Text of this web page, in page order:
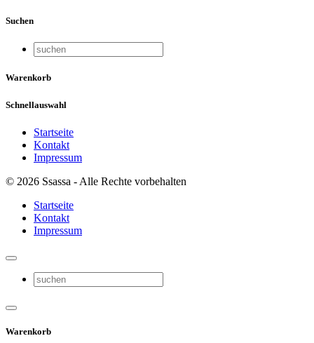
Suchen
Warenkorb
Schnellauswahl
Startseite
Kontakt
Impressum
© 2026 Ssassa - Alle Rechte vorbehalten
Startseite
Kontakt
Impressum
Warenkorb